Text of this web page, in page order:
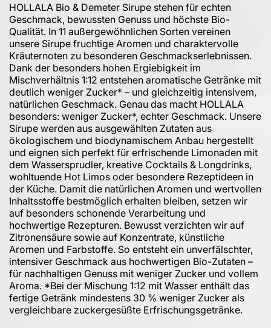
HOLLALA Bio & Demeter Sirupe stehen für echten
Geschmack, bewussten Genuss und höchste Bio-
Qualität. In 11 außergewöhnlichen Sorten vereinen
unsere Sirupe fruchtige Aromen und charaktervolle
Kräuternoten zu besonderen Geschmackserlebnissen.
Dank der besonders hohen Ergiebigkeit im
Mischverhältnis 1:12 entstehen aromatische Getränke mit
deutlich weniger Zucker* – und gleichzeitig intensivem,
natürlichen Geschmack. Genau das macht HOLLALA
besonders: weniger Zucker*, echter Geschmack. Unsere
Sirupe werden aus ausgewählten Zutaten aus
ökologischem und biodynamischem Anbau hergestellt
und eignen sich perfekt für erfrischende Limonaden mit
dem Wassersprudler, kreative Cocktails & Longdrinks,
wohltuende Hot Limos oder besondere Rezeptideen in
der Küche. Damit die natürlichen Aromen und wertvollen
Inhaltsstoffe bestmöglich erhalten bleiben, setzen wir
auf besonders schonende Verarbeitung und
hochwertige Rezepturen. Bewusst verzichten wir auf
Zitronensäure sowie auf Konzentrate, künstliche
Aromen und Farbstoffe. So entsteht ein unverfälschter,
intensiver Geschmack aus hochwertigen Bio-Zutaten –
für nachhaltigen Genuss mit weniger Zucker und vollem
Aroma. *Bei der Mischung 1:12 mit Wasser enthält das
fertige Getränk mindestens 30 % weniger Zucker als
vergleichbare zuckergesüßte Erfrischungsgetränke.